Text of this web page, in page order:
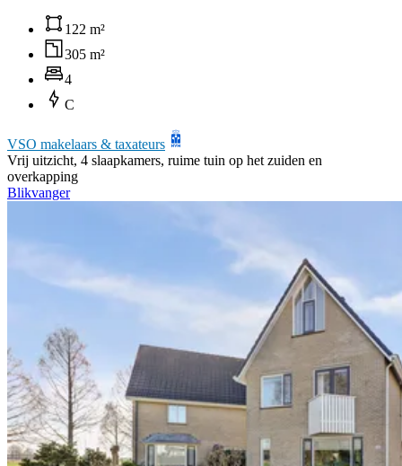
122 m²
305 m²
4
C
VSO makelaars & taxateurs
Vrij uitzicht, 4 slaapkamers, ruime tuin op het zuiden en
overkapping
Blikvanger